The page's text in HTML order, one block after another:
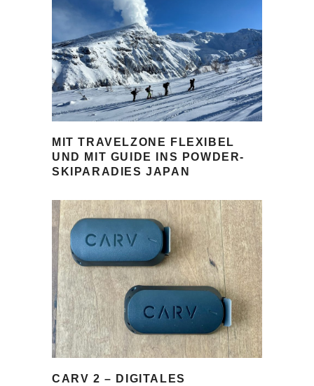
MIT TRAVELZONE FLEXIBEL
UND MIT GUIDE INS POWDER-
SKIPARADIES JAPAN
CARV 2 – DIGITALES